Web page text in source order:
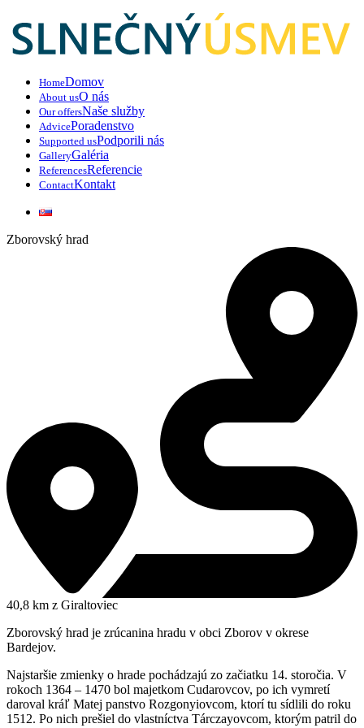
HomeDomov
About usO nás
Our offersNaše služby
AdvicePoradenstvo
Supported usPodporili nás
GalleryGaléria
ReferencesReferencie
ContactKontakt
Zborovský hrad
40,8 km z Giraltoviec
Zborovský hrad je zrúcanina hradu v obci Zborov v okrese
Bardejov.
Najstaršie zmienky o hrade pochádzajú zo začiatku 14. storočia. V
rokoch 1364 – 1470 bol majetkom Cudarovcov, po ich vymretí
daroval kráľ Matej panstvo Rozgonyiovcom, ktorí tu sídlili do roku
1512. Po nich prešiel do vlastníctva Tárczayovcom, ktorým patril do